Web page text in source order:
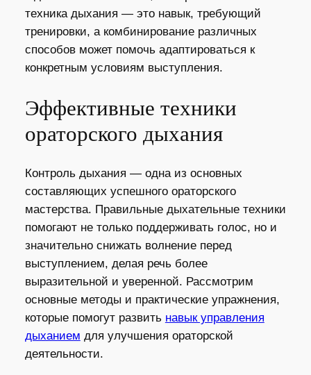
техника дыхания — это навык, требующий
тренировки, а комбинирование различных
способов может помочь адаптироваться к
конкретным условиям выступления.
Эффективные техники
ораторского дыхания
Контроль дыхания — одна из основных
составляющих успешного ораторского
мастерства. Правильные дыхательные техники
помогают не только поддерживать голос, но и
значительно снижать волнение перед
выступлением, делая речь более
выразительной и уверенной. Рассмотрим
основные методы и практические упражнения,
которые помогут развить навык управления
дыханием для улучшения ораторской
деятельности.